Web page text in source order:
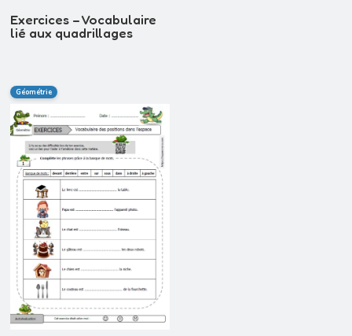
Exercices – Vocabulaire
lié aux quadrillages
Géométrie